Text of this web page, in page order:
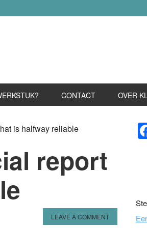
CONTACT OVER
is halfway reliable
report
LEAVE A COMMENT